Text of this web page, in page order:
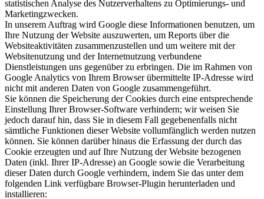
statistischen Analyse des Nutzerverhaltens zu Optimierungs- und
Marketingzwecken.
In unserem Auftrag wird Google diese Informationen benutzen, um
Ihre Nutzung der Website auszuwerten, um Reports über die
Websiteaktivitäten zusammenzustellen und um weitere mit der
Websitenutzung und der Internetnutzung verbundene
Dienstleistungen uns gegenüber zu erbringen. Die im Rahmen von
Google Analytics von Ihrem Browser übermittelte IP-Adresse wird
nicht mit anderen Daten von Google zusammengeführt.
Sie können die Speicherung der Cookies durch eine entsprechende
Einstellung Ihrer Browser-Software verhindern; wir weisen Sie
jedoch darauf hin, dass Sie in diesem Fall gegebenenfalls nicht
sämtliche Funktionen dieser Website vollumfänglich werden nutzen
können. Sie können darüber hinaus die Erfassung der durch das
Cookie erzeugten und auf Ihre Nutzung der Website bezogenen
Daten (inkl. Ihrer IP-Adresse) an Google sowie die Verarbeitung
dieser Daten durch Google verhindern, indem Sie das unter dem
folgenden Link verfügbare Browser-Plugin herunterladen und
installieren: